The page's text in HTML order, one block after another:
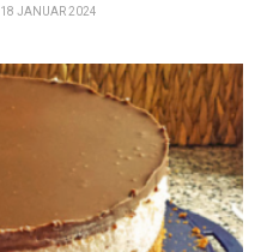
18 JANUAR 2024